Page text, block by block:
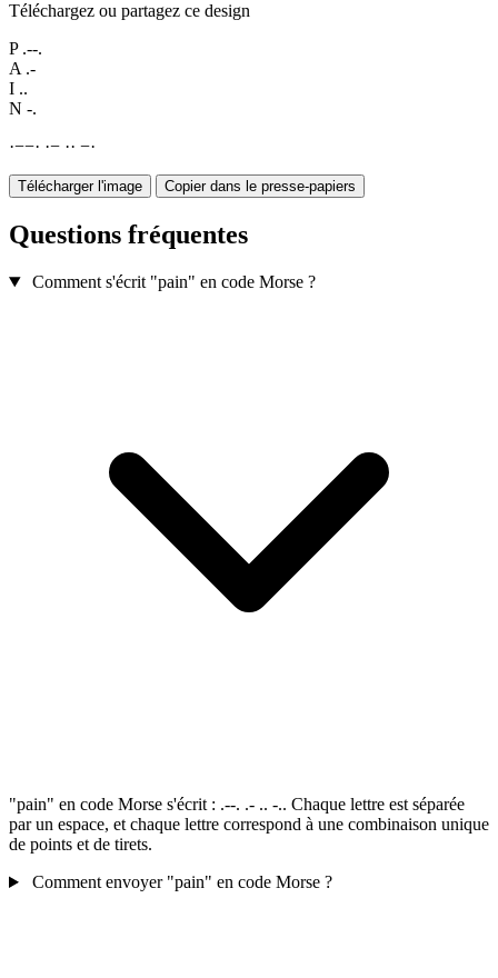
Téléchargez ou partagez ce design
P .--.
A .-
I ..
N -.
·−−· ·− ·· −·
Télécharger l'image Copier dans le presse-papiers
Questions fréquentes
Comment s'écrit "pain" en code Morse ?
"pain" en code Morse s'écrit : .--. .- .. -.. Chaque lettre est séparée
par un espace, et chaque lettre correspond à une combinaison unique
de points et de tirets.
Comment envoyer "pain" en code Morse ?